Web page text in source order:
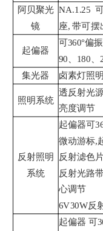
阿贝聚光
镜
NA.1.25
座, 带可
起偏器
可360°偏
90、180、
集光器
卤素灯照
照明系统
透反射光
亮度调节
反射照明
系统
起偏器可
微动游标,
反射滤色
反射光路
心调节
6V30W反
起偏器 可